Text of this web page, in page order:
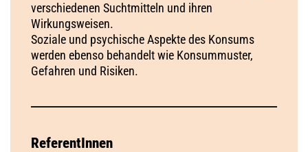
verschiedenen Suchtmitteln und ihren
Wirkungsweisen.
Soziale und psychische Aspekte des Konsums
werden ebenso behandelt wie Konsummuster,
Gefahren und Risiken.
ReferentInnen